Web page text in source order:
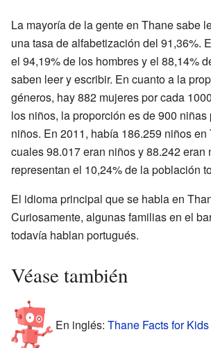
La mayoría de la gente en Thane sabe
una tasa de alfabetización del 91,36%.
el 94,19% de los hombres y el 88,14%
saben leer y escribir. En cuanto a la
géneros, hay 882 mujeres por cada
los niños, la proporción es de 900 niñas
niños. En 2011, había 186.259 niños
cuales 98.017 eran niños y 88.242 eran
representan el 10,24% de la población
El idioma principal que se habla en
Curiosamente, algunas familias en el
todavía hablan portugués.
Véase también
En inglés: Thane Facts for Kids